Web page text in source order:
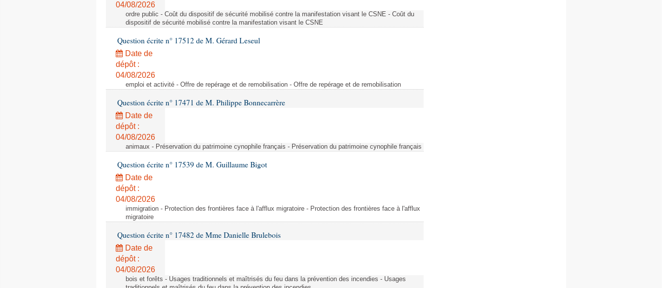
04/08/2026
ordre public - Coût du dispositif de sécurité mobilisé contre la manifestation visant le CSNE - Coût du
dispositif de sécurité mobilisé contre la manifestation visant le CSNE
Question écrite n° 17512 de M. Gérard Leseul
Date de
dépôt :
04/08/2026
emploi et activité - Offre de repérage et de remobilisation - Offre de repérage et de remobilisation
Question écrite n° 17471 de M. Philippe Bonnecarrère
Date de
dépôt :
04/08/2026
animaux - Préservation du patrimoine cynophile français - Préservation du patrimoine cynophile français
Question écrite n° 17539 de M. Guillaume Bigot
Date de
dépôt :
04/08/2026
immigration - Protection des frontières face à l'afflux migratoire - Protection des frontières face à l'afflux
migratoire
Question écrite n° 17482 de Mme Danielle Brulebois
Date de
dépôt :
04/08/2026
bois et forêts - Usages traditionnels et maîtrisés du feu dans la prévention des incendies - Usages